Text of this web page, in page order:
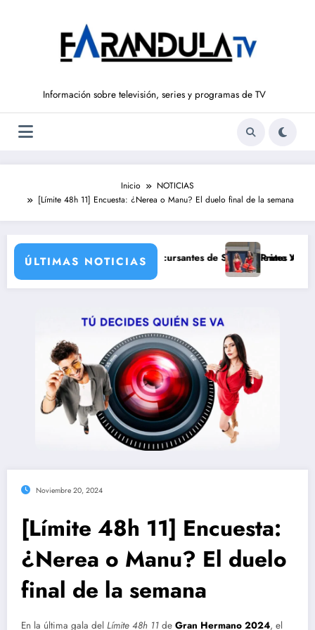
Información sobre televisión, series y programas de TV
Inicio
NOTICIAS
[Límite 48h 11] Encuesta: ¿Nerea o Manu? El duelo final de la semana
ÚLTIMAS NOTICIAS
de sus grandes estrellas
Ivana Icardi, posibles concursantes de Supervivientes All Stars 3
Prime Video
Noviembre 20, 2024
[Límite 48h 11] Encuesta:
¿Nerea o Manu? El duelo
final de la semana
En la última gala del Límite 48h 11 de Gran Hermano 2024, el